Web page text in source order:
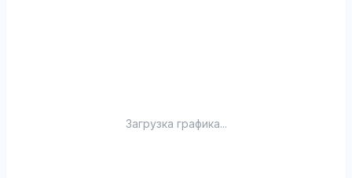
Загрузка графика...